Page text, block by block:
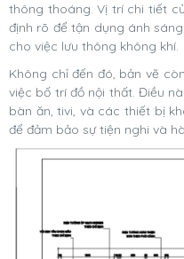
thông thoáng. Vị trí chi tiết
định rõ để tận dụng ánh
cho việc lưu thông không khí.
Không chỉ đến đó, bản vẽ
việc bố trí đồ nội thất. Điều
bàn ăn, tivi, và các thiết bị
để đảm bảo sự tiện nghi và